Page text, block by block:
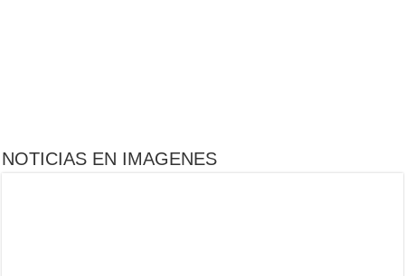
NOTICIAS EN IMAGENES